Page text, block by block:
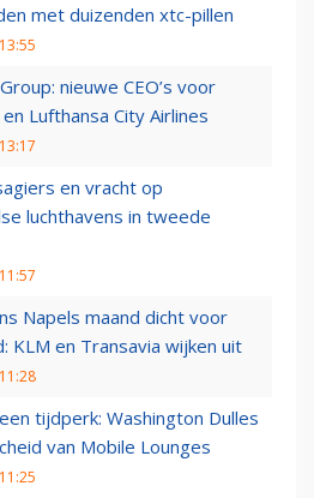
met duizenden xtc-pillen
nieuwe CEO’s voor
Lufthansa City Airlines
en vracht op
luchthavens in tweede
Napels maand dicht voor
KLM en Transavia wijken uit
tijdperk: Washington Dulles
van Mobile Lounges